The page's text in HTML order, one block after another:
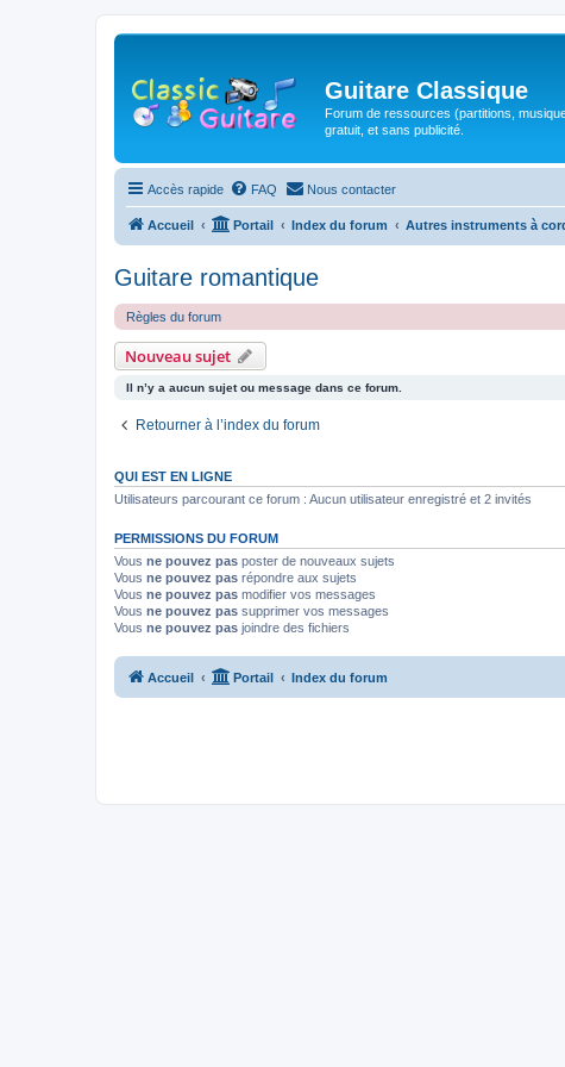
Guitare Classique
Forum de ressources (partitions,
gratuit, et sans publicité.
Accès rapide FAQ Nous contacter
Accueil Portail Index du forum Autres instruments à
Guitare romantique
Règles du forum
Nouveau sujet
Il n’y a aucun sujet ou message dans ce forum.
Retourner à l’index du forum
QUI EST EN LIGNE
Utilisateurs parcourant ce forum : Aucun utilisateur enregistré et 2 invités
PERMISSIONS DU FORUM
Vous ne pouvez pas poster de nouveaux sujets
Vous ne pouvez pas répondre aux sujets
Vous ne pouvez pas modifier vos messages
Vous ne pouvez pas supprimer vos messages
Vous ne pouvez pas joindre des fichiers
Accueil Portail Index du forum